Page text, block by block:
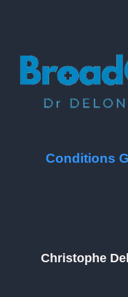
Conditions
Christophe